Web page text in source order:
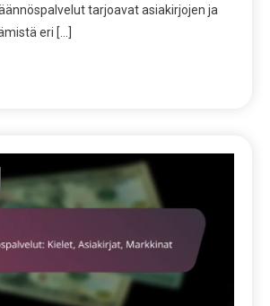
tarjoavat asiakirjojen ja
eri […]